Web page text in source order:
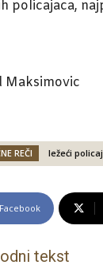
policajaca,
Maksimovic
REČI ležeći
Facebook
tekst